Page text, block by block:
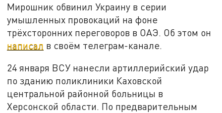
Мирошник обвинил Украину в серии
умышленных провокаций на фоне
трёхсторонних переговоров в ОАЭ. Об этом он
написал в своём телеграм-канале.
24 января ВСУ нанесли артиллерийский удар
по зданию поликлиники Каховской
центральной районной больницы в
Херсонской области. По предварительным